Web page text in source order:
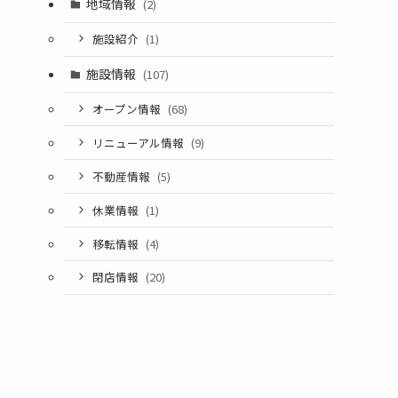
地域情報 (2)
施設紹介 (1)
施設情報 (107)
オープン情報 (68)
リニューアル情報 (9)
不動産情報 (5)
休業情報 (1)
移転情報 (4)
閉店情報 (20)